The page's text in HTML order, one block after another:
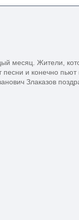
месяц. Жители,
и конечно
Злаказов